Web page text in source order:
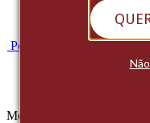
Portal do Cliente
Menu